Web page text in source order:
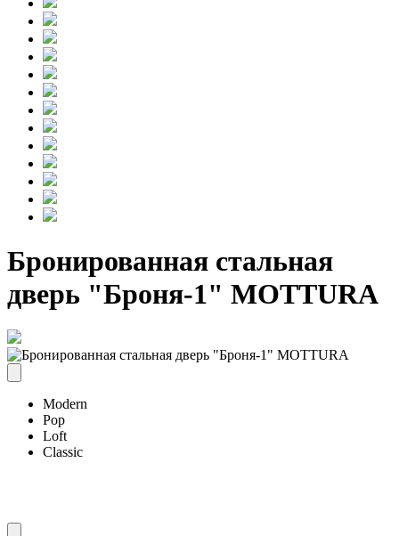
Бронированная стальная
дверь "Броня-1" MOTTURA
Modern
Pop
Loft
Classic